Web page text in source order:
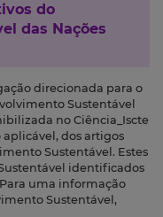
do
das Nações
direcionada para o
Sustentável
no Ciência_Iscte
dos artigos
Sustentável. Estes
identificados
uma informação
Sustentável,